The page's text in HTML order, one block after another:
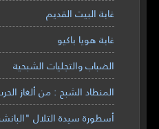
غابة البيت القديم
غابة هويا باكيو
الضباب والتجليات الشبحية
المنطاد الشبح : من ألغاز
أسطورة سيدة التلال